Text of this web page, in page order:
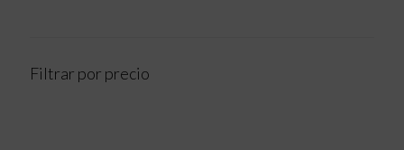
Filtrar por precio